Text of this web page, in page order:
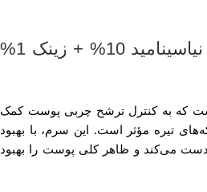
سرم ضد‌جوش و لک نیاسینامید 10% + زینک 1%
که به کنترل ترشح چربی پوست کمک
تیره مؤثر است. این سرم، با بهبود
می‌کند و ظاهر کلی پوست را بهبود